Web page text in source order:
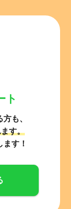
ト
も、
す。
す！